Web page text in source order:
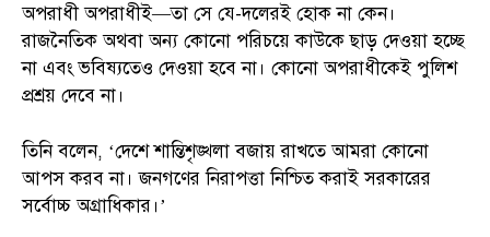
অপরাধী অপরাধীই—তা সে যে-দলেরই হোক না কেন।
রাজনৈতিক অথবা অন্য কোনো পরিচয়ে কাউকে ছাড় দেওয়া হচ্ছে
না এবং ভবিষ্যতেও দেওয়া হবে না। কোনো অপরাধীকেই পুলিশ
প্রশ্রয় দেবে না।
তিনি বলেন, ‘দেশে শান্তিশৃঙ্খলা বজায় রাখতে আমরা কোনো
আপস করব না। জনগণের নিরাপত্তা নিশ্চিত করাই সরকারের
সর্বোচ্চ অগ্রাধিকার।’